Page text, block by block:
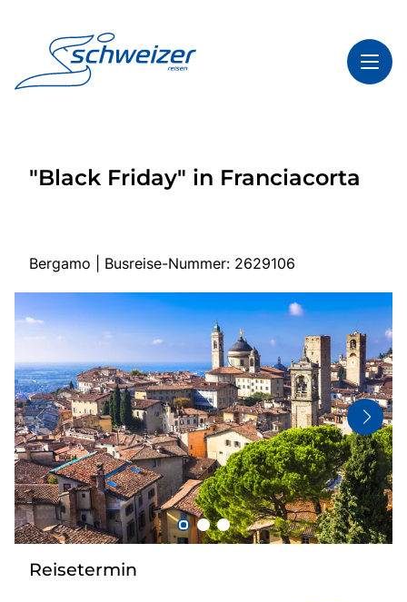
Highlights
Kontakt & Service
Start
Mehrtagesreisen
Tagesfahrten
Bus anmieten
Kataloge
Kontakt
"Black Friday" in Franciacorta
Bergamo | Busreise-Nummer: 2629106
Reisetermin